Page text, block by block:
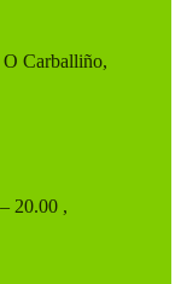
Carballiño,
20.00 ,